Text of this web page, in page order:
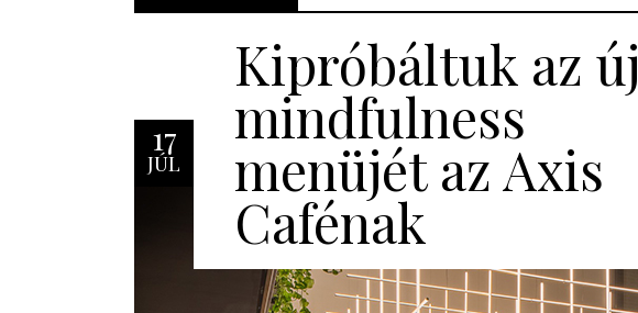
17
JÚL
Kipróbáltuk az új
mindfulness
menüjét az Axis
Cafénak